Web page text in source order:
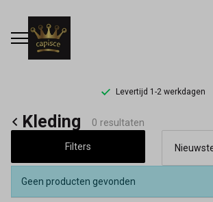
Levertijd 1-2 werkdagen
Kleding
Capisce
Kleding 0 resultaten
Filters
Geen producten gevonden